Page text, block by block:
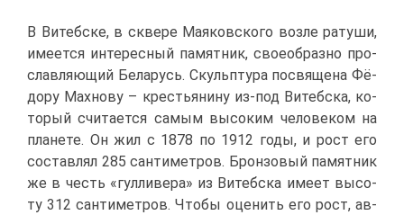
В Ви­теб­ске, в скве­ре Ма­я­ков­ско­го воз­ле ра­ту­ши,
име­ет­ся ин­те­рес­ный па­мят­ник, свое­об­раз­но про­
слав­ля­ю­щий Бе­ла­русь. Скульп­ту­ра по­свя­ще­на Фё­
до­ру Мах­но­ву – кре­стья­ни­ну из-под Ви­теб­ска, ко­
то­рый счи­та­ет­ся са­мым вы­со­ким че­ло­ве­ком на
пла­не­те. Он жил с 1878 по 1912 го­ды, и рост его
со­став­лял 285 сан­ти­мет­ров. Брон­зо­вый па­мят­ник
же в честь «гул­ли­ве­ра» из Ви­теб­ска име­ет вы­со­
ту 312 сан­ти­мет­ров. Что­бы оце­нить его рост, ав­